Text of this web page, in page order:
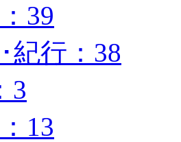
39
紀行：38
3
13